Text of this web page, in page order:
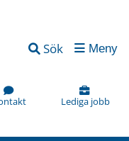
Sök Meny
Lediga jobb